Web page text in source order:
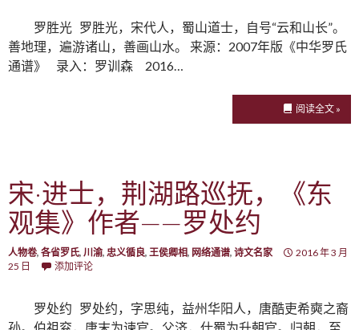
罗胜光 罗胜光，宋代人，蜀山道士，自号“云和山长”。
善地理，遍游诸山，善画山水。 来源：2007年版《中华罗氏
通谱》 录入：罗训森 2016…
阅读全文 »
宋·进士，荆湖路巡抚，《东
观集》作者——罗处约
人物卷, 各省罗氏, 川渝, 忠义循良, 王侯卿相, 网络通谱, 诗文名家
2016 年 3 月
25 日
添加评论
罗处约 罗处约，字思纯，益州华阳人，唐酷吏希奭之裔